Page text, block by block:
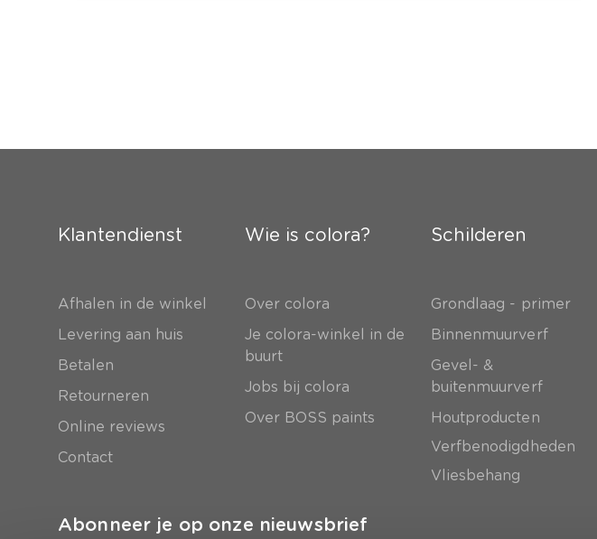
Klantendienst
Afhalen in de winkel
Levering aan huis
Betalen
Retourneren
Online reviews
Contact
Wie is colora?
Over colora
Je colora-winkel in de
buurt
Jobs bij colora
Over BOSS paints
Schilderen
Grondlaag - primer
Binnenmuurverf
Gevel- &
buitenmuurverf
Houtproducten
Verfbenodigdheden
Vliesbehang
Abonneer je op onze nieuwsbrief